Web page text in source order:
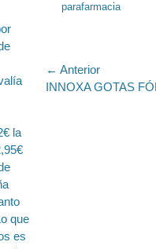
parafarmacia
Navegación
de
← Anterior
Entrada
INNOXA GOTAS